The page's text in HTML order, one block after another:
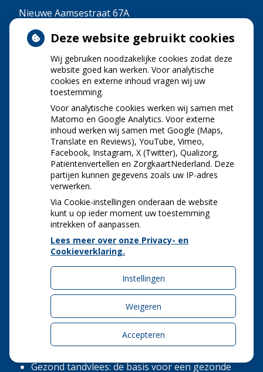
Nieuwe Aamsestraat 67A
Tel:0481-372213
info@atcnijhof.nl
OPENINGSTIJDEN
De praktijk is geopend van maandag tot en met
vrijdag van 08.15 uur tot 17.00 uur. Wij zijn
telefonisch te bereiken op onderstaande tijden:
Maandag:
08.15 uur - 11.00 uur / 13.00 uur -
16.00 uur
Dinsdag:
08.15 uur - 11.00 uur / 13.00 uur -
16.00 uur
Woensdag: 08.15 uur - 11.00 uur / 13.00 uur -
16.00 uur
Donderdag:08.15 uur - 11.00 uur / 13.00 uur -
16.00 uur
Vrijdag:
08.15 uur - 11.00 uur
Let op: valse Infomedics-mails over
openstaande rekening
Gezond tandvlees: de basis voor een gezonde
Deze website gebruikt cookies
Wij gebruiken noodzakelijke cookies zodat deze
website goed kan werken. Voor analytische
cookies en externe inhoud vragen wij uw
toestemming.
Voor analytische cookies werken wij samen met
Matomo en Google Analytics. Voor externe
inhoud werken wij samen met Google (Maps,
Translate en Reviews), YouTube, Vimeo,
Facebook, Instagram, X (Twitter), Qualizorg,
Patiëntenvertellen en ZorgkaartNederland. Deze
partijen kunnen gegevens zoals uw IP-adres
verwerken.
Via Cookie-instellingen onderaan de website
kunt u op ieder moment uw toestemming
intrekken of aanpassen.
Lees meer over onze Privacy- en
Cookieverklaring.
Instellingen
Weigeren
Accepteren